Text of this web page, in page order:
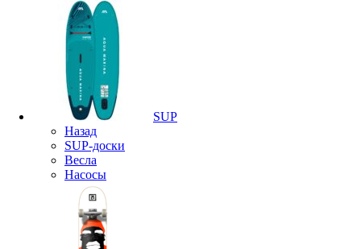
SUP
Назад
SUP-доски
Весла
Насосы